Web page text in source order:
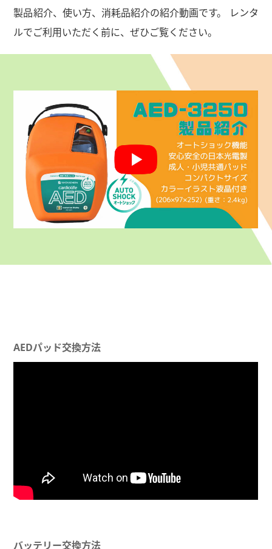
製品紹介、使い方、消耗品紹介の紹介動画です。
レンタ
ルでご利用いただく前に、ぜひご覧ください。
AEDパッド交換方法
バッテリー交換方法